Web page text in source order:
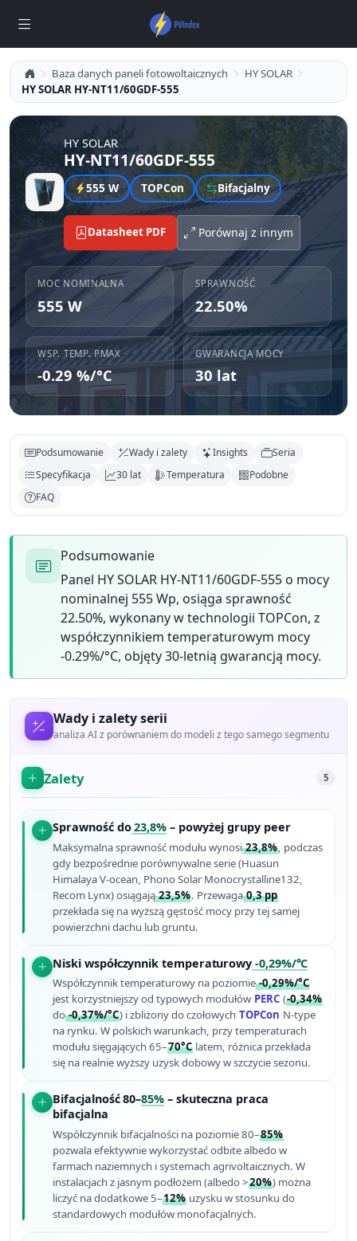
Baza danych paneli fotowoltaicznych
HY SOLAR
HY SOLAR HY-NT11/60GDF-555
HY SOLAR
HY-NT11/60GDF-555
555 W TOPCon Bifacjalny
Datasheet PDF Porównaj z innym
MOC NOMINALNA
555 W
SPRAWNOŚĆ
22.50%
WSP. TEMP. PMAX
-0.29 %/°C
GWARANCJA MOCY
30 lat
Podsumowanie Wady i zalety Insights
Seria
Specyfikacja
30 lat Temperatura
Podobne
FAQ
Podsumowanie
Panel HY SOLAR HY-NT11/60GDF-555 o mocy
nominalnej 555 Wp, osiąga sprawność
22.50%, wykonany w technologii TOPCon, z
współczynnikiem temperaturowym mocy
-0.29%/°C, objęty 30-letnią gwarancją mocy.
Wady i zalety serii
analiza AI z porównaniem do modeli z tego samego segmentu
Zalety 5
Sprawność do23,8% – powyżej grupy peer
Maksymalna sprawność modułu wynosi23,8%, podczas
gdy bezpośrednie porównywalne serie (Huasun
Himalaya V-ocean, Phono Solar Monocrystalline132,
Recom Lynx) osiągają23,5%. Przewaga0,3 pp
przekłada się na wyższą gęstość mocy przy tej samej
powierzchni dachu lub gruntu.
Niski współczynnik temperaturowy -0,29%/°C
Współczynnik temperaturowy na poziomie-0,29%/°C
jest korzystniejszy od typowych modułów PERC (-0,34%
do-0,37%/°C) i zbliżony do czołowych TOPCon N-type
na rynku. W polskich warunkach, przy temperaturach
modułu sięgających 65–70°C latem, różnica przekłada
się na realnie wyższy uzysk dobowy w szczycie sezonu.
Bifacjalność 80–85% – skuteczna praca
bifacjalna
Współczynnik bifacjalności na poziomie 80–85%
pozwala efektywnie wykorzystać odbite albedo w
farmach naziemnych i systemach agrivoltaicznych. W
instalacjach z jasnym podłożem (albedo >20%) można
liczyć na dodatkowe 5–12% uzysku w stosunku do
standardowych modułów monofacjalnych.